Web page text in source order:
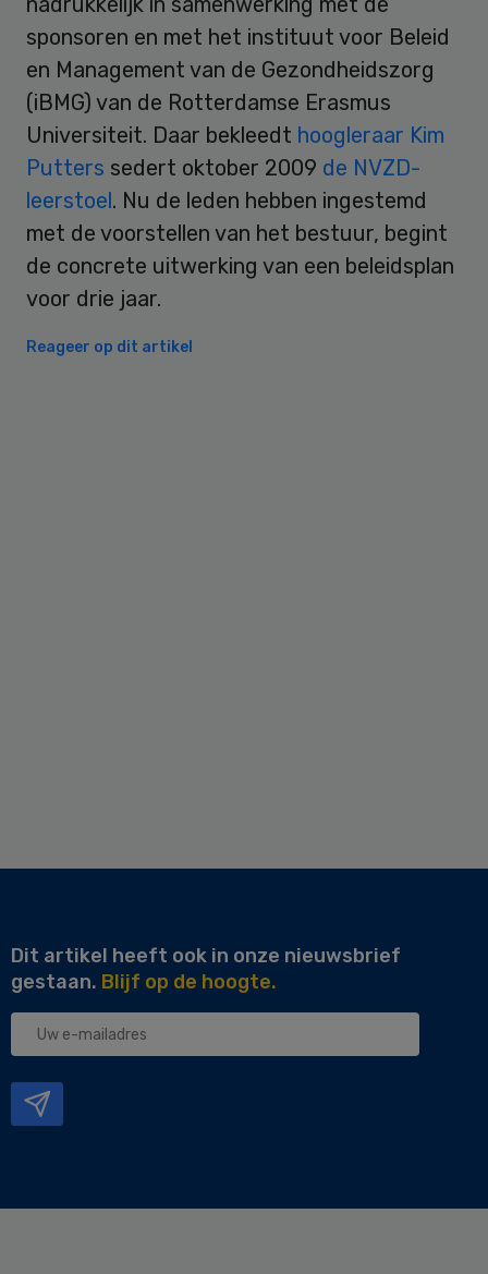
sponsoren en met het instituut voor Beleid
en Management van de Gezondheidszorg
(iBMG) van de Rotterdamse Erasmus
Universiteit. Daar bekleedt hoogleraar Kim
Putters sedert oktober 2009 de NVZD-
leerstoel. Nu de leden hebben ingestemd
met de voorstellen van het bestuur, begint
de concrete uitwerking van een beleidsplan
voor drie jaar.
Reageer op dit artikel
Dit artikel heeft ook in onze nieuwsbrief
gestaan. Blijf op de hoogte.
Uw